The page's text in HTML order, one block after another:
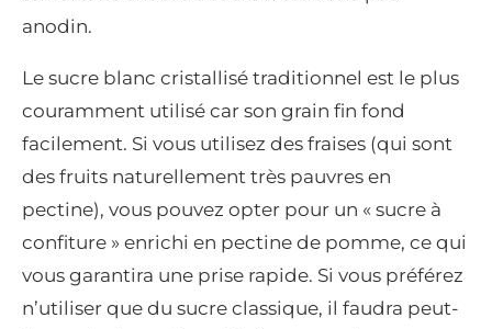
anodin.
Le sucre blanc cristallisé traditionnel est le plus
couramment utilisé car son grain fin fond
facilement. Si vous utilisez des fraises (qui sont
des fruits naturellement très pauvres en
pectine), vous pouvez opter pour un « sucre à
confiture » enrichi en pectine de pomme, ce qui
vous garantira une prise rapide. Si vous préférez
n’utiliser que du sucre classique, il faudra peut-